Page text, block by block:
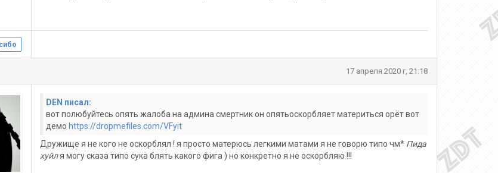
17 апреля 2020 г, 21:18
DEN писал:
вот полюбуйтесь опять жалоба на админа смертник он опятьоскорбляет материться орёт вот
демо https://dropmefiles.com/VFyit
Дружище я не кого не оскорблял ! я просто матерюсь легкими матами я не говорю типо чм*Пида
хуйля могу сказа типо сука блять какого фига ) но конкретно я не оскорбляю !!!